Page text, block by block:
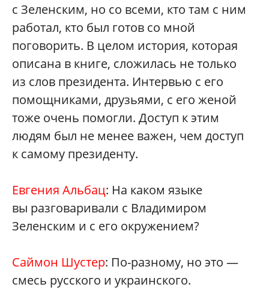
с Зеленским, но со всеми, кто там с ним
работал, кто был готов со мной
поговорить. В целом история, которая
описана в книге, сложилась не только
из слов президента. Интервью с его
помощниками, друзьями, с его женой
тоже очень помогли. Доступ к этим
людям был не менее важен, чем доступ
к самому президенту.
Евгения Альбац: На каком языке
вы разговаривали с Владимиром
Зеленским и с его окружением?
Саймон Шустер: По-разному, но это —
смесь русского и украинского.